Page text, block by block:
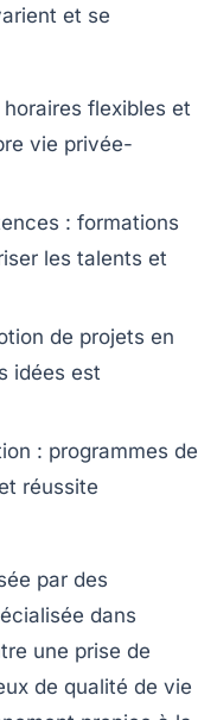
et se
horaires flexibles et
vie privée-
: formations
les talents et
de projets en
idées est
: programmes de
réussite
par des
dans
une prise de
de qualité de vie